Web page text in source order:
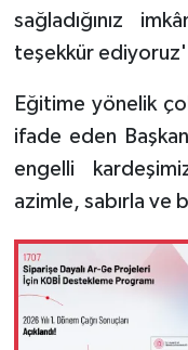
sağladığınız
teşekkür
Eğitime yönelik
ifade eden
engelli
azimle, sabırla ve